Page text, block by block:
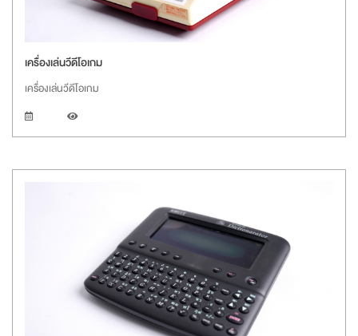
เครื่องเล่นวีดีโอเกม
เครื่องเล่นวีดีโอเกม